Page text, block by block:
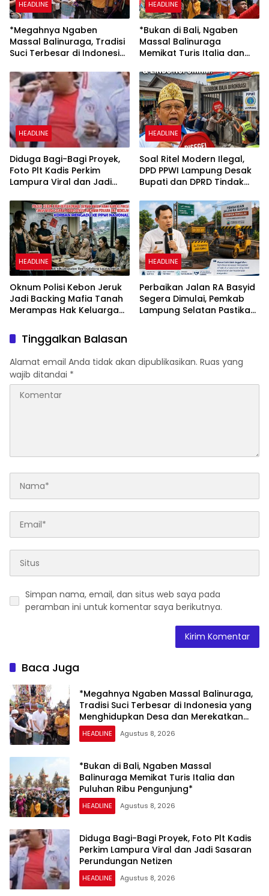
HEADLINE
*Megahnya Ngaben
Massal Balinuraga, Tradisi
Suci Terbesar di Indonesia
dan Merekatkan Ikatan
Keluarga*
HEADLINE
*Bukan di Bali, Ngaben
Massal Balinuraga
Memikat Turis Italia dan
HEADLINE
Diduga Bagi-Bagi Proyek,
Foto Plt Kadis Perkim
Lampura Viral dan Jadi
Netizen
HEADLINE
Soal Ritel Modern Ilegal,
DPD PPWI Lampung Desak
Bupati dan DPRD Tindak
No 02/2016
HEADLINE
Oknum Polisi Kebon Jeruk
Jadi Backing Mafia Tanah
Merampas Hak Keluarga
Sutarman
HEADLINE
Perbaikan Jalan RA Basyid
Segera Dimulai, Pemkab
Lampung Selatan Pastikan
Tinggalkan Balasan
Alamat email Anda tidak akan dipublikasikan. Ruas yang
wajib ditandai *
Simpan nama, email, dan situs web saya pada
peramban ini untuk komentar saya berikutnya.
Baca Juga
*Megahnya Ngaben Massal Balinuraga,
Tradisi Suci Terbesar di Indonesia yang
Menghidupkan Desa dan Merekatkan
Ikatan Keluarga*
HEADLINE Agustus 8, 2026
*Bukan di Bali, Ngaben Massal
Balinuraga Memikat Turis Italia dan
Puluhan Ribu Pengunjung*
HEADLINE Agustus 8, 2026
Diduga Bagi-Bagi Proyek, Foto Plt Kadis
Perkim Lampura Viral dan Jadi Sasaran
Perundungan Netizen
HEADLINE Agustus 8, 2026